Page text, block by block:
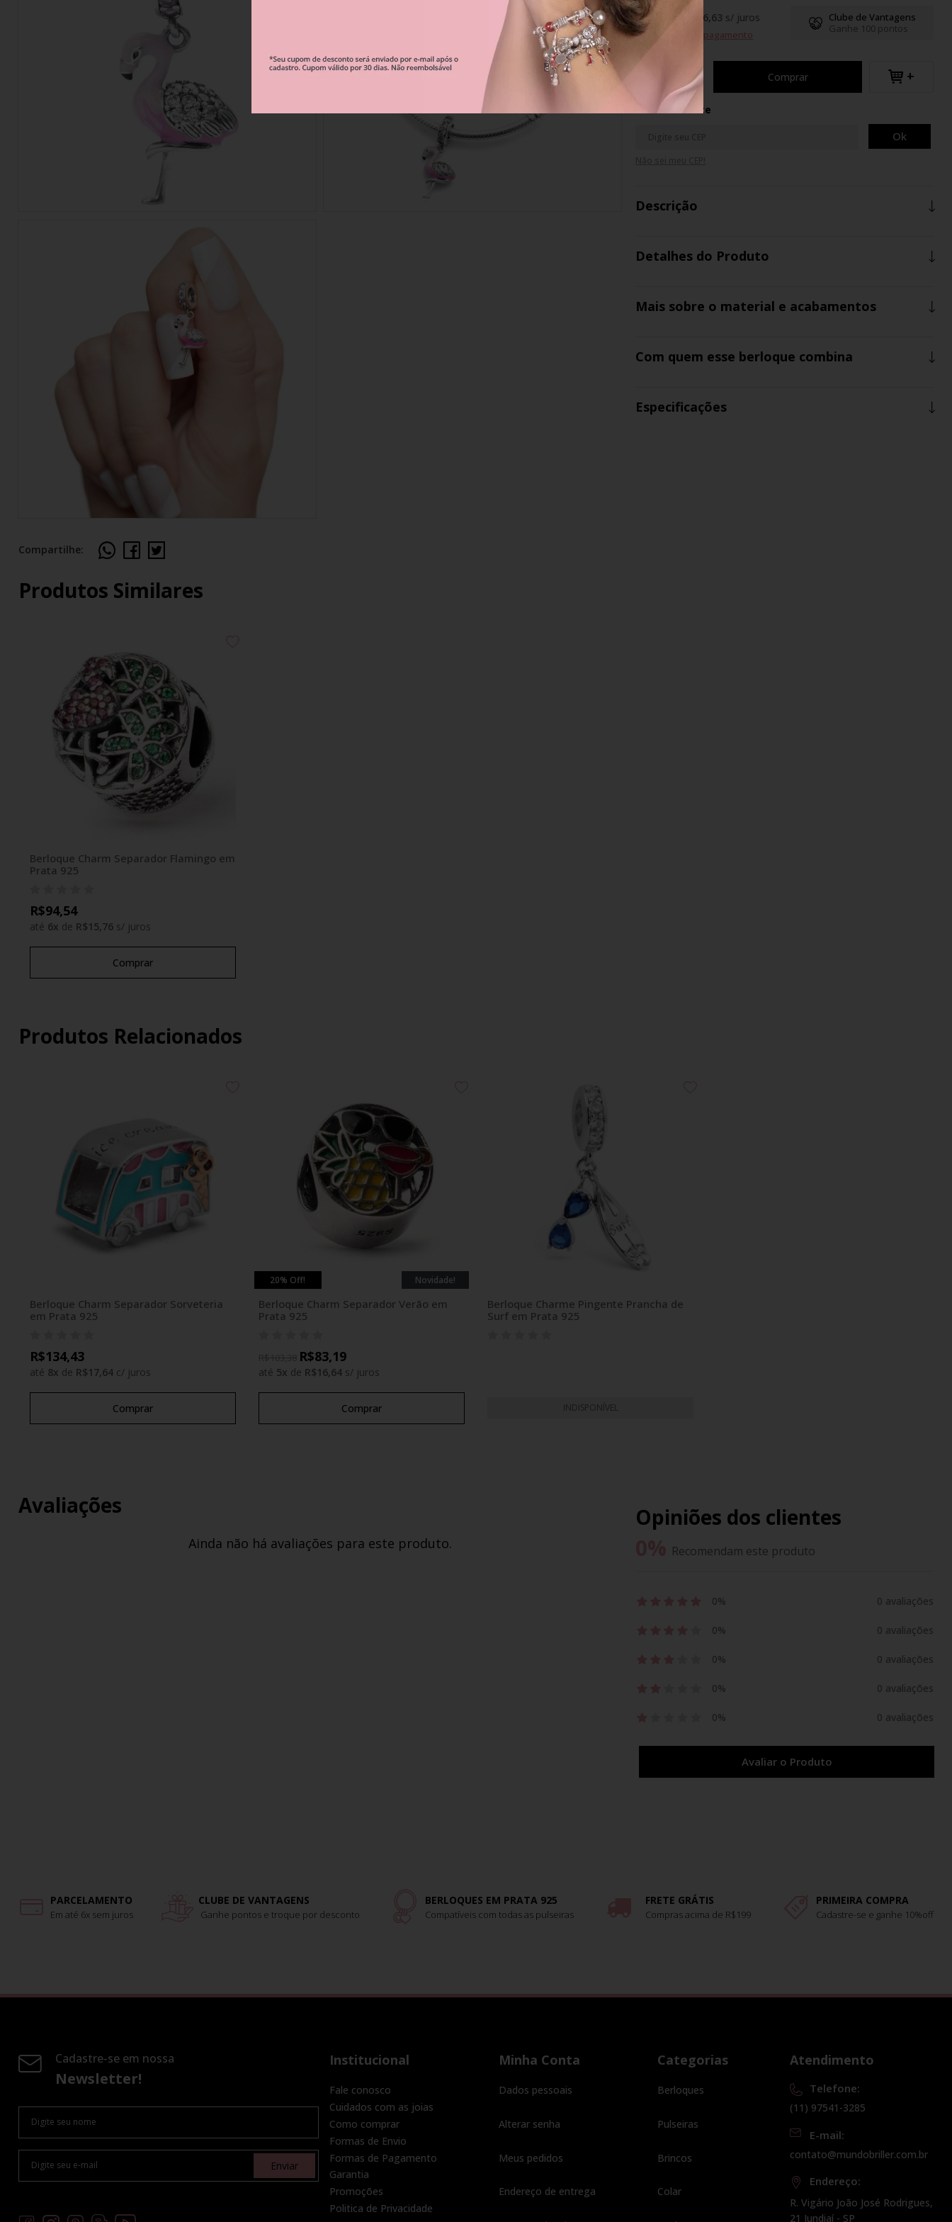
Berloque Flores e Natureza
Berloque Viagem
Compartilhe:
Clube de Vantagens
Ganhe 100 pontos
até de R$ 16,63 s/ juros
Formas de pagamento
Comprar +
Calcule o Frete
Ok
Descrição
Detalhes do Produto
Mais sobre o material e acabamentos
Com quem esse berloque combina
Especificações
Produtos Similares
Berloque Charm Separador Flamingo em
Prata 925
R$94,54
até 6x de R$15,76 s/ juros
Comprar
Produtos Relacionados
Berloque Charm Separador Sorveteria
em Prata 925
R$134,43
até 8x de R$17,64 c/ juros
Comprar
20% Off! Novidade!
Berloque Charm Separador Verão em
Prata 925
R$83,19
até 5x de R$16,64 s/ juros
Comprar
Berloque Charme Pingente Prancha de
Surf em Prata 925
INDISPONÍVEL
Avaliações
Ainda não há avaliações para este produto.
Opiniões dos clientes
Recomendam este produto
0% 0 avaliações
0% 0 avaliações
0% 0 avaliações
0% 0 avaliações
0% 0 avaliações
Avaliar o Produto
PARCELAMENTO
Em até 6x sem juros
CLUBE DE VANTAGENS
Ganhe pontos e troque por desconto
BERLOQUES EM PRATA 925
Compatíveis com todas as pulseiras
FRETE GRÁTIS
Compras acima de R$199
PRIMEIRA COMPRA
Cadastre-se e ganhe 10%off
Cadastre-se em nossa
Newsletter!
Enviar
Institucional
Fale conosco
Cuidados com as joias
Como comprar
Formas de Envio
Formas de Pagamento
Garantia
Promoções
Politica de Privacidade
Minha Conta
Dados pessoais
Alterar senha
Meus pedidos
Endereço de entrega
Categorias
Berloques
Pulseiras
Brincos
Colar
Atendimento
Telefone:
(11) 97541-3285
E-mail:
contato@mundobriller.com.br
Endereço:
R. Vigário João José Rodrigues,
21 Jundiaí - SP